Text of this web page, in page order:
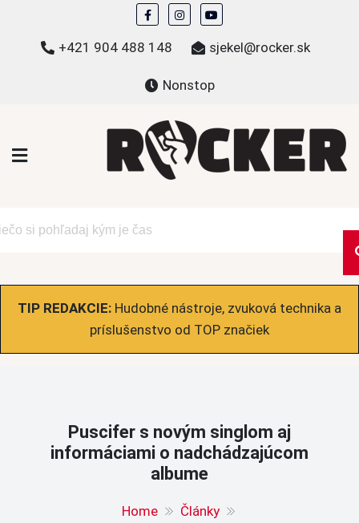
content
+421 904 488 148 sjekel@rocker.sk
Nonstop
TIP REDAKCIE: Hudobné nástroje, zvuková technika a
príslušenstvo od TOP značiek
Puscifer s novým singlom aj
informáciami o nadchádzajúcom
albume
Home
Články